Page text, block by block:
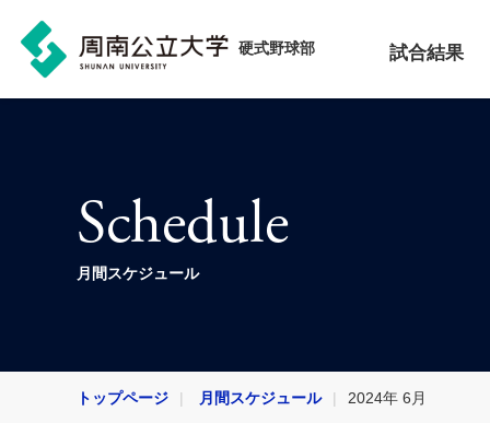
硬式野球部 試合結果
Schedule
月間スケジュール
トップページ 月間スケジュール 2024年 6月